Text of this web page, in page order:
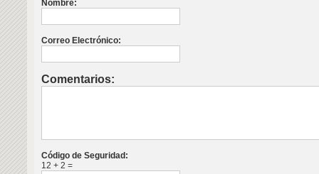
Nombre:
Correo Electrónico:
Comentarios:
Código de Seguridad:
12 + 2 =